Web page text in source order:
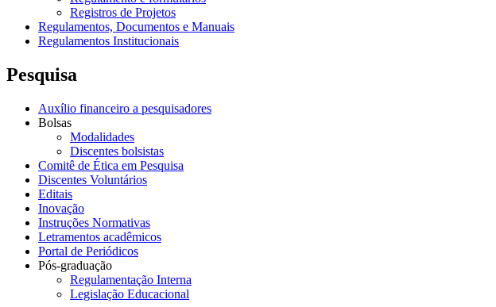
Registros de Projetos
Regulamentos, Documentos e Manuais
Regulamentos Institucionais
Pesquisa
Auxílio financeiro a pesquisadores
Bolsas
Modalidades
Discentes bolsistas
Comitê de Ética em Pesquisa
Discentes Voluntários
Editais
Inovação
Instruções Normativas
Letramentos acadêmicos
Portal de Periódicos
Pós-graduação
Regulamentação Interna
Legislação Educacional